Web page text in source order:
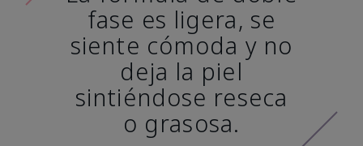
fase es ligera, se
siente cómoda y no
deja la piel
sintiéndose reseca
o grasosa.